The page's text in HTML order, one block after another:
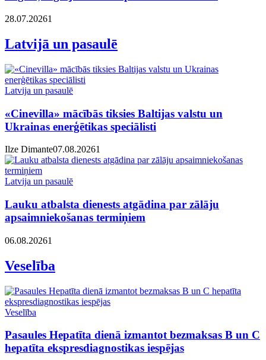
28.07.20261
Latvijā un pasaulē
Latvija un pasaulē
«Cinevilla» mācībās tiksies Baltijas valstu un
Ukrainas enerģētikas speciālisti
Ilze Dimante07.08.20261
Latvija un pasaulē
Lauku atbalsta dienests atgādina par zālāju
apsaimniekošanas termiņiem
06.08.20261
Veselība
Veselība
Pasaules Hepatīta dienā izmantot bezmaksas B un C
hepatīta ekspresdiagnostikas iespējas